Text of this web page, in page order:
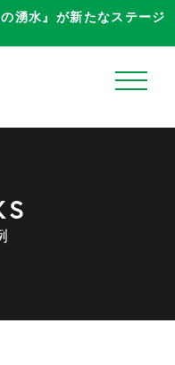
湧水』が新たなステージ
について
ラインナップ